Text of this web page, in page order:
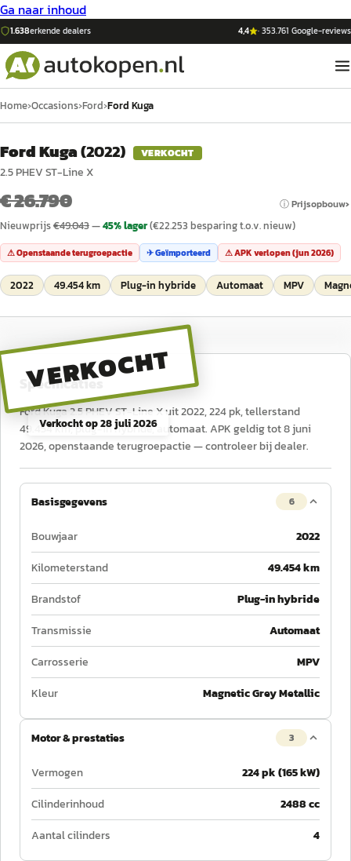
Ga naar inhoud
1.638erkende dealers 4,4 ·353.761 Google-reviews
Home›Occasions›Ford›Ford Kuga
Ford Kuga(2022) VERKOCHT
2.5 PHEV ST-Line X
€ 26.790 ⓘ Prijsopbouw
Nieuwprijs€49.043—45% lager(€22.253 besparing t.o.v. nieuw)
⚠ Openstaande terugroepactie ✈ Geïmporteerd ⚠ APK verlopen (jun 2026)
2022 49.454 km Plug-in hybride Automaat MPV
VERKOCHT
Verkocht op28 juli 2026
Specificaties
Ford Kuga 2.5 PHEV ST-Line X uit 2022, 224 pk, tellerstand
49.454 km, plug-in hybride, automaat. APK geldig tot 8 juni
2026, openstaande terugroepactie — controleer bij dealer.
Basisgegevens 6
Bouwjaar
2022
Kilometerstand
49.454 km
Brandstof
Plug-in hybride
Transmissie
Automaat
Carrosserie
MPV
Kleur
Magnetic Grey Metallic
Motor & prestaties 3
Vermogen
224 pk (165 kW)
Cilinderinhoud
2488 cc
Aantal cilinders
4